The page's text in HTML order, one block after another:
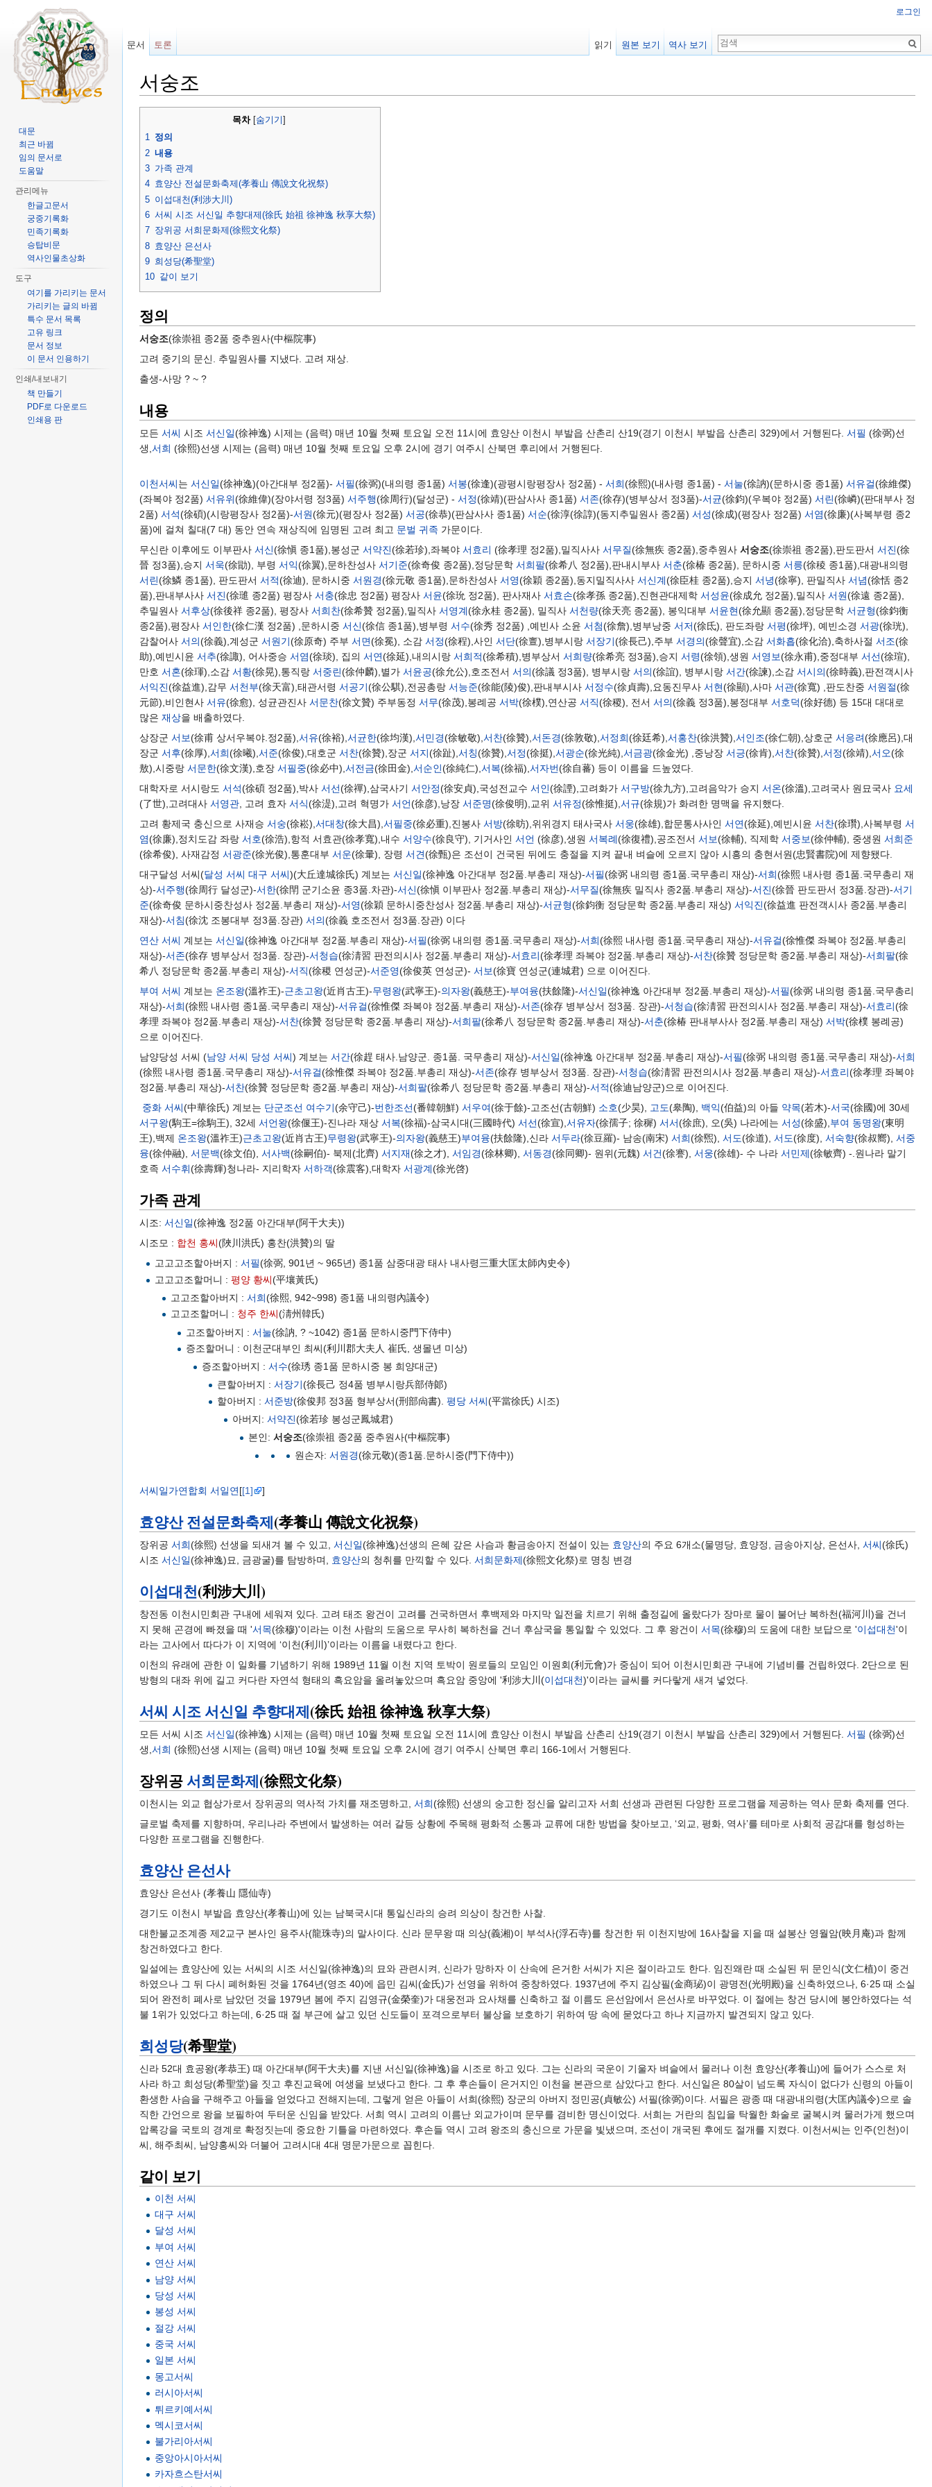
서숭조
목차[ 숨기기
1 정의
2 내용
3 가족 관계
4 효양산 전설문화축제(孝養山 傳說文化祝祭)
5 이섭대천(利涉大川)
6 서씨 시조 서신일 추향대제(徐氏 始祖 徐神逸 秋享大祭)
7 장위공 서희문화제(徐熙文化祭)
8 효양산 은선사
9 희성당(希聖堂)
10 같이 보기
정의
서숭조(徐崇祖 종2품 중추원사(中樞院事)
고려 중기의 문신. 추밀원사를 지냈다. 고려 재상.
출생-사망 ? ~ ?
내용
모든 서씨 시조 서신일(徐神逸) 시제는 (음력) 매년 10월 첫째 토요일 오전 11시에 효양산 이천시 부발읍 산촌리 산19(경기 이천시 부발읍 산촌리 329)에서 거행된다. 서필 (徐弼)선
생,서희 (徐熙)선생 시제는 (음력) 매년 10월 첫째 토요일 오후 2시에 경기 여주시 산북면 후리에서 거행된다.
이천서씨는 서신일(徐神逸)(아간대부 정2품)- 서필(徐弼)(내의령 종1품) 서봉(徐逢)(광평시랑평장사 정2품) - 서희(徐熙)(내사령 종1품) - 서눌(徐訥)(문하시중 종1품) 서유걸(徐維傑)
(좌복야 정2품) 서유위(徐維偉)(장야서령 정3품) 서주행(徐周行)(달성군) - 서정(徐靖)(판삼사사 종1품) 서존(徐存)(병부상서 정3품)-서균(徐鈞)(우복야 정2품) 서린(徐嶙)(판대부사 정
2품) 서석(徐碩)(시랑평장사 정2품)-서원(徐元)(평장사 정2품) 서공(徐恭)(판삼사사 종1품) 서순(徐淳(徐諄)(동지추밀원사 종2품) 서성(徐成)(평장사 정2품) 서염(徐廉)(사복부령 종2
품)에 걸쳐 칠대(7 대) 동안 연속 재상직에 임명된 고려 최고 문벌 귀족 가문이다.
무신란 이후에도 이부판사 서신(徐愼 종1품),봉성군 서약진(徐若珍),좌복야 서효리 (徐孝理 정2품),밀직사사 서무질(徐無疾 종2품),중추원사 서숭조(徐崇祖 종2품),판도판서 서진(徐
晉 정3품),승지 서욱(徐勖), 부령 서익(徐翼),문하찬성사 서기준(徐奇俊 종2품),정당문학 서희팔(徐希八 정2품),판내시부사 서춘(徐椿 종2품), 문하시중 서릉(徐稜 종1품),대광내의령
서린(徐鱗 종1품), 판도판서 서적(徐迪), 문하시중 서원경(徐元敬 종1품),문하찬성사 서영(徐穎 종2품),동지밀직사사 서신계(徐臣桂 종2품),승지 서녕(徐寧), 판밀직사 서념(徐恬 종2
품),판내부사사 서진(徐璡 종2품) 평장사 서충(徐忠 정2품) 평장사 서윤(徐玧 정2품), 판사재사 서효손(徐孝孫 종2품),진현관대제학 서성윤(徐成允 정2품),밀직사 서원(徐遠 종2품),
추밀원사 서후상(徐後祥 종2품), 평장사 서희찬(徐希贊 정2품),밀직사 서영계(徐永桂 종2품), 밀직사 서천량(徐天亮 종2품), 봉익대부 서윤현(徐允顯 종2품),정당문학 서균형(徐鈞衡
종2품),평장사 서인한(徐仁漢 정2품) ,문하시중 서신(徐信 종1품),병부령 서수(徐秀 정2품) ,예빈사 소윤 서첨(徐詹),병부낭중 서저(徐氐), 판도좌랑 서평(徐坪), 예빈소경 서광(徐珖),
감찰어사 서의(徐義),계성군 서원기(徐原奇) 주부 서면(徐冕), 소감 서정(徐程),사인 서단(徐亶),병부시랑 서장기(徐長己),주부 서경의(徐聲宜),소감 서화흡(徐化洽),축하사절 서조(徐
助),예빈시윤 서추(徐諏), 어사중승 서염(徐琰), 집의 서연(徐延),내의시랑 서희적(徐希積),병부상서 서희량(徐希亮 정3품),승지 서령(徐領),생원 서영보(徐永甫),중정대부 서선(徐瑄),
만호 서혼(徐琿),소감 서황(徐晃),통직랑 서중린(徐仲麟),별가 서윤공(徐允公),호조전서 서의(徐議 정3품), 병부시랑 서의(徐誼), 병부시랑 서간(徐諫),소감 서시의(徐時義),판전객시사
서익진(徐益進),감무 서천부(徐天富),태관서령 서공기(徐公騏),전공총랑 서능준(徐能(陵)俊),판내부시사 서정수(徐貞壽),요동진무사 서현(徐顯),사마 서관(徐寬) ,판도찬중 서원절(徐
元節),비인현사 서유(徐愈), 성균관진사 서문찬(徐文贊) 주부동정 서무(徐茂),봉례공 서박(徐樸),연산공 서직(徐稷), 전서 서의(徐義 정3품),봉정대부 서호덕(徐好德) 등 15대 대대로
많은 재상을 배출하였다.
상장군 서보(徐甫 상서우복야.정2품),서유(徐裕),서균한(徐均漢),서민경(徐敏敬),서찬(徐贊),서돈경(徐敦敬),서정희(徐廷希),서홍찬(徐洪贊),서인조(徐仁朝),상호군 서응려(徐應呂),대
장군 서후(徐厚),서희(徐曦),서준(徐俊),대호군 서찬(徐贊),장군 서지(徐趾),서칭(徐贊),서정(徐挺),서광순(徐光純),서금광(徐金光) ,중낭장 서긍(徐肯),서찬(徐贊),서정(徐靖),서오(徐
敖),시중랑 서문한(徐文漢),호장 서필중(徐必中),서전금(徐田金),서순인(徐純仁),서복(徐福),서자번(徐自蕃) 등이 이름을 드높였다.
대학자로 서시랑도 서석(徐碩 정2품),박사 서선(徐禪),삼국사기 서안정(徐安貞),국성전교수 서인(徐諲),고려화가 서구방(徐九方),고려음악가 승지 서온(徐溫),고려국사 원묘국사 요세
(了世),고려대사 서영관, 고려 효자 서식(徐湜),고려 혁명가 서언(徐彦),낭장 서준명(徐俊明),교위 서유정(徐惟挺),서규(徐規)가 화려한 명맥을 유지했다.
고려 황제국 충신으로 사재승 서숭(徐崧),서대창(徐大昌),서필중(徐必重),진봉사 서방(徐昉),위위경지 태사국사 서웅(徐雄),합문통사사인 서연(徐延),예빈시윤 서찬(徐瓚),사복부령 서
염(徐廉),정치도감 좌랑 서호(徐浩),항적 서효관(徐孝寬),내수 서양수(徐良守), 기거사인 서언 (徐彦),생원 서복례(徐復禮),공조전서 서보(徐輔), 직제학 서중보(徐仲輔), 중생원 서희준
(徐希俊), 사재감정 서광준(徐光俊),통훈대부 서운(徐暈), 장령 서견(徐甄)은 조선이 건국된 뒤에도 충절을 지켜 끝내 벼슬에 오르지 않아 시흥의 충현서원(忠賢書院)에 제향됐다.
대구달성 서씨(달성 서씨 대구 서씨)(大丘達城徐氏) 계보는 서신일(徐神逸 아간대부 정2품.부총리 재상)-서필(徐弼 내의령 종1품.국무총리 재상)-서희(徐熙 내사령 종1품.국무총리 재
상)-서주행(徐周行 달성군)-서한(徐閈 군기소윤 종3품.차관)-서신(徐愼 이부판사 정2품.부총리 재상)-서무질(徐無疾 밀직사 종2품.부총리 재상)-서진(徐晉 판도판서 정3품.장관)-서기
준(徐奇俊 문하시중찬성사 정2품.부총리 재상)-서영(徐穎 문하시중찬성사 정2품.부총리 재상)-서균형(徐鈞衡 정당문학 종2품.부총리 재상) 서익진(徐益進 판전객시사 종2품.부총리
재상)-서침(徐沈 조봉대부 정3품.장관) 서의(徐義 호조전서 정3품.장관) 이다
연산 서씨 계보는 서신일(徐神逸 아간대부 정2품.부총리 재상)-서필(徐弼 내의령 종1품.국무총리 재상)-서희(徐熙 내사령 종1품.국무총리 재상)-서유걸(徐惟傑 좌복야 정2품.부총리
재상)-서존(徐存 병부상서 정3품. 장관)-서청습(徐淸習 판전의시사 정2품.부총리 재상)-서효리(徐孝理 좌복야 정2품.부총리 재상)-서찬(徐贊 정당문학 종2품.부총리 재상)-서희팔(徐
希八 정당문학 종2품.부총리 재상)-서직(徐稷 연성군)-서준영(徐俊英 연성군)- 서보(徐寶 연성군(連城君) 으로 이어진다.
부여 서씨 계보는 온조왕(溫祚王)-근초고왕(近肖古王)-무령왕(武寧王)-의자왕(義慈王)-부여융(扶餘隆)-서신일(徐神逸 아간대부 정2품.부총리 재상)-서필(徐弼 내의령 종1품.국무총리
재상)-서희(徐熙 내사령 종1품.국무총리 재상)-서유걸(徐惟傑 좌복야 정2품.부총리 재상)-서존(徐存 병부상서 정3품. 장관)-서청습(徐淸習 판전의시사 정2품.부총리 재상)-서효리(徐
孝理 좌복야 정2품.부총리 재상)-서찬(徐贊 정당문학 종2품.부총리 재상)-서희팔(徐希八 정당문학 종2품.부총리 재상)-서춘(徐椿 판내부사사 정2품.부총리 재상) 서박(徐樸 봉례공)
으로 이어진다.
남양당성 서씨 (남양 서씨 당성 서씨) 계보는 서간(徐趕 태사.남양군. 종1품. 국무총리 재상)-서신일(徐神逸 아간대부 정2품.부총리 재상)-서필(徐弼 내의령 종1품.국무총리 재상)-서희
(徐熙 내사령 종1품.국무총리 재상)-서유걸(徐惟傑 좌복야 정2품.부총리 재상)-서존(徐存 병부상서 정3품. 장관)-서청습(徐淸習 판전의시사 정2품.부총리 재상)-서효리(徐孝理 좌복야
정2품.부총리 재상)-서찬(徐贊 정당문학 종2품.부총리 재상)-서희팔(徐希八 정당문학 종2품.부총리 재상)-서적(徐迪남양군)으로 이어진다.
중화 서씨(中華徐氏) 계보는 단군조선 여수기(余守己)-번한조선(番韓朝鮮) 서우여(徐于餘)-고조선(古朝鮮) 소호(少昊), 고도(皋陶), 백익(伯益)의 아들 약목(若木)-서국(徐國)에 30세
서구왕(駒王=徐駒王), 32세 서언왕(徐偃王)-진나라 재상 서복(徐福)-삼국시대(三國時代) 서선(徐宣),서유자(徐孺子; 徐穉) 서서(徐庶), 오(吳) 나라에는 서성(徐盛),부여 동명왕(東明
王),백제 온조왕(溫祚王)근초고왕(近肖古王)무령왕(武寧王)-의자왕(義慈王)부여융(扶餘隆),신라 서두라(徐豆羅)- 남송(南宋) 서희(徐煕), 서도(徐道), 서도(徐度), 서숙향(徐叔嚮), 서중
융(徐仲融), 서문백(徐文伯), 서사백(徐嗣伯)- 북제(北齊) 서지재(徐之才), 서임경(徐林卿), 서동경(徐同卿)- 원위(元魏) 서건(徐謇), 서웅(徐雄)- 수 나라 서민제(徐敏齊) -.원나라 말기
호족 서수휘(徐壽輝)청나라- 지리학자 서하객(徐震客),대학자 서광계(徐光啓)
가족 관계
시조: 서신일(徐神逸 정2품 아간대부(阿干大夫))
시조모 : 합천 홍씨(陜川洪氏) 홍찬(洪贊)의 딸
고고고조할아버지 :서필(徐弼, 901년 ~ 965년) 종1품 삼중대광 태사 내사령三重大匡太師內史令)
고고고조할머니 :평양 황씨(平壤黃氏)
고고조할아버지 : 서희(徐熙, 942~998) 종1품 내의령內議令)
고고조할머니 : 청주 한씨(淸州韓氏)
고조할아버지 :서눌(徐訥, ? ~1042) 종1품 문하시중門下侍中)
증조할머니 : 이천군대부인 최씨(利川郡大夫人 崔氏, 생몰년 미상)
증조할아버지 : 서수(徐琇 종1품 문하시중 봉 희양대군)
큰할아버지 : 서장기(徐長己 정4품 병부시랑兵部侍郞)
할아버지 : 서준방(徐俊邦 정3품 형부상서(刑部尙書). 평당 서씨(平當徐氏) 시조)
아버지:서약진(徐若珍 봉성군鳳城君)
본인: 서숭조(徐崇祖 종2품 중추원사(中樞院事)
원손자: 서원경(徐元敬)(종1품.문하시중(門下侍中))
서씨일가연합회 서일연[[1] ]
효양산 전설문화축제(孝養山 傳說文化祝祭)
장위공 서희(徐熙) 선생을 되새겨 볼 수 있고, 서신일(徐神逸)선생의 은혜 갚은 사슴과 황금송아지 전설이 있는 효양산의 주요 6개소(물명당, 효양정, 금송아지상, 은선사, 서씨(徐氏)
시조 서신일(徐神逸)묘, 금광굴)를 탐방하며, 효양산의 청취를 만끽할 수 있다. 서희문화제(徐熙文化祭)로 명칭 변경
이섭대천(利涉大川)
창전동 이천시민회관 구내에 세워져 있다. 고려 태조 왕건이 고려를 건국하면서 후백제와 마지막 일전을 치르기 위해 출정길에 올랐다가 장마로 물이 불어난 복하천(福河川)을 건너
지 못해 곤경에 빠졌을 때 '서목(徐穆)'이라는 이천 사람의 도움으로 무사히 복하천을 건너 후삼국을 통일할 수 있었다. 그 후 왕건이 서목(徐穆)의 도움에 대한 보답으로 '이섭대천'이
라는 고사에서 따다가 이 지역에 ‘이천(利川)’이라는 이름을 내렸다고 한다.
이천의 유래에 관한 이 일화를 기념하기 위해 1989년 11월 이천 지역 토박이 원로들의 모임인 이원회(利元會)가 중심이 되어 이천시민회관 구내에 기념비를 건립하였다. 2단으로 된
방형의 대좌 위에 길고 커다란 자연석 형태의 흑요암을 올려놓았으며 흑요암 중앙에 '利涉大川(이섭대천)'이라는 글씨를 커다랗게 새겨 넣었다.
서씨 시조 서신일 추향대제(徐氏 始祖 徐神逸 秋享大祭)
모든 서씨 시조 서신일(徐神逸) 시제는 (음력) 매년 10월 첫째 토요일 오전 11시에 효양산 이천시 부발읍 산촌리 산19(경기 이천시 부발읍 산촌리 329)에서 거행된다. 서필 (徐弼)선
생,서희 (徐熙)선생 시제는 (음력) 매년 10월 첫째 토요일 오후 2시에 경기 여주시 산북면 후리 166-1에서 거행된다.
장위공 서희문화제(徐熙文化祭)
이천시는 외교 협상가로서 장위공의 역사적 가치를 재조명하고, 서희(徐熙) 선생의 숭고한 정신을 알리고자 서희 선생과 관련된 다양한 프로그램을 제공하는 역사 문화 축제를 연다.
글로벌 축제를 지향하며, 우리나라 주변에서 발생하는 여러 갈등 상황에 주목해 평화적 소통과 교류에 대한 방법을 찾아보고, ‘외교, 평화, 역사’를 테마로 사회적 공감대를 형성하는
다양한 프로그램을 진행한다.
효양산 은선사
효양산 은선사 (孝養山 隱仙寺)
경기도 이천시 부발읍 효양산(孝養山)에 있는 남북국시대 통일신라의 승려 의상이 창건한 사찰.
대한불교조계종 제2교구 본사인 용주사(龍珠寺)의 말사이다. 신라 문무왕 때 의상(義湘)이 부석사(浮石寺)를 창건한 뒤 이천지방에 16사찰을 지을 때 설봉산 영월암(映月庵)과 함께
창건하였다고 한다.
일설에는 효양산에 있는 서씨의 시조 서신일(徐神逸)의 묘와 관련시켜, 신라가 망하자 이 산속에 은거한 서씨가 지은 절이라고도 한다. 임진왜란 때 소실된 뒤 문인식(文仁植)이 중건
하였으나 그 뒤 다시 폐허화된 것을 1764년(영조 40)에 읍민 김씨(金氏)가 선영을 위하여 중창하였다. 1937년에 주지 김상필(金商珌)이 광명전(光明殿)을 신축하였으나, 6·25 때 소실
되어 완전히 폐사로 남았던 것을 1979년 봄에 주지 김영규(金榮奎)가 대웅전과 요사채를 신축하고 절 이름도 은선암에서 은선사로 바꾸었다. 이 절에는 창건 당시에 봉안하였다는 석
불 1위가 있었다고 하는데, 6·25 때 절 부근에 살고 있던 신도들이 포격으로부터 불상을 보호하기 위하여 땅 속에 묻었다고 하나 지금까지 발견되지 않고 있다.
희성당(希聖堂)
신라 52대 효공왕(孝恭王) 때 아간대부(阿干大夫)를 지낸 서신일(徐神逸)을 시조로 하고 있다. 그는 신라의 국운이 기울자 벼슬에서 물러나 이천 효양산(孝養山)에 들어가 스스로 처
사라 하고 희성당(希聖堂)을 짓고 후진교육에 여생을 보냈다고 한다. 그 후 후손들이 은거지인 이천을 본관으로 삼았다고 한다. 서신일은 80살이 넘도록 자식이 없다가 신령의 아들이
환생한 사슴을 구해주고 아들을 얻었다고 전해지는데, 그렇게 얻은 아들이 서희(徐熙) 장군의 아버지 정민공(貞敏公) 서필(徐弼)이다. 서필은 광종 때 대광내의령(大匡內議令)으로 솔
직한 간언으로 왕을 보필하여 두터운 신임을 받았다. 서희 역시 고려의 이름난 외교가이며 문무를 겸비한 명신이었다. 서희는 거란의 침입을 탁월한 화술로 굴복시켜 물러가게 했으며
압록강을 국토의 경계로 확정짓는데 중요한 기틀을 마련하였다. 후손들 역시 고려 왕조의 충신으로 가문을 빛냈으며, 조선이 개국된 후에도 절개를 지켰다. 이천서씨는 인주(인천)이
씨, 해주최씨, 남양홍씨와 더불어 고려시대 4대 명문가문으로 꼽힌다.
같이 보기
이천 서씨
대구 서씨
달성 서씨
부여 서씨
연산 서씨
남양 서씨
당성 서씨
봉성 서씨
절강 서씨
중국 서씨
일본 서씨
몽고서씨
러시아서씨
튀르키예서씨
멕시코서씨
불가리아서씨
중앙아시아서씨
카자흐스탄서씨
로그인
문서 토론 읽기 원본 보기 역사 보기
대문
최근 바뀜
임의 문서로
도움말
관리메뉴
한글고문서
궁중기록화
민족기록화
승탑비문
역사인물초상화
도구
여기를 가리키는 문서
가리키는 글의 바뀜
특수 문서 목록
고유 링크
문서 정보
이 문서 인용하기
인쇄/내보내기
책 만들기
PDF로 다운로드
인쇄용 판